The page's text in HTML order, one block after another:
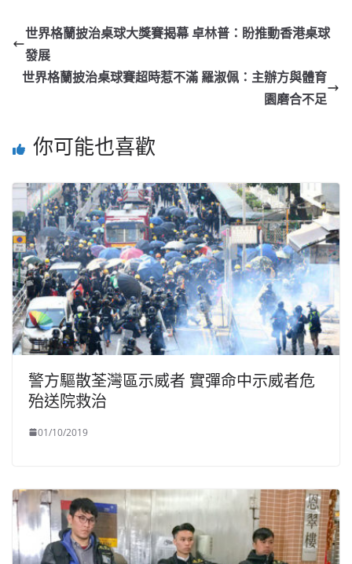
世界格蘭披治桌球大獎賽揭幕 卓林普：盼推動香港桌球
發展
世界格蘭披治桌球賽超時惹不滿 羅淑佩：主辦方與體育
園磨合不足
你可能也喜歡
警方驅散荃灣區示威者 實彈命中示威者危
殆送院救治
01/10/2019